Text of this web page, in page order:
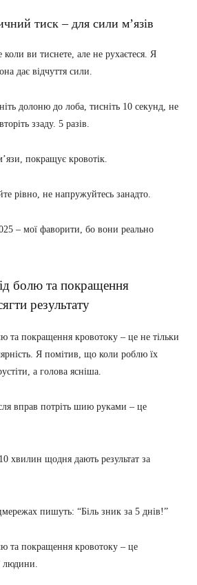
тиск – для сили м’язів
ви тиснете, але не рухаєтеся. Я
дає відчуття сили.
долоню до лоба, тисніть 10 секунд, не
ззаду. 5 разів.
покращує кровотік.
рівно, не напружуйтесь занадто.
– мої фаворити, бо вони реально
болю та покращення
результату
та покращення кровотоку – це не тільки
Я помітив, що коли роблю їх
а голова ясніша.
вправ потріть шию руками – це
10 хвилин щодня дають результат за
пишуть: “Біль зник за 5 днів!”
та покращення кровотоку – це
людини.